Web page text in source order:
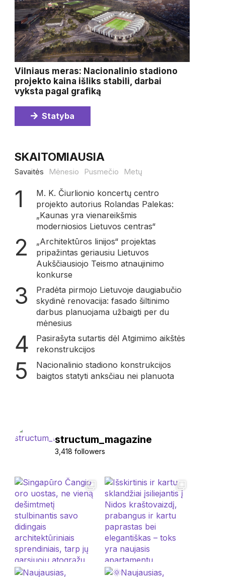
Vilniaus meras: Nacionalinio stadiono
projekto kaina išliks stabili, darbai
vyksta pagal grafiką
Statyba
SKAITOMIAUSIA
Savaitės Mėnesio Pusmečio Metų
M. K. Čiurlionio koncertų centro
projekto autorius Rolandas Palekas:
„Kaunas yra vienareikšmis
moderniosios Lietuvos centras“
„Architektūros linijos“ projektas
pripažintas geriausiu Lietuvos
Aukščiausiojo Teismo atnaujinimo
konkurse
Pradėta pirmojo Lietuvoje daugiabučio
skydinė renovacija: fasado šiltinimo
darbus planuojama užbaigti per du
mėnesius
Pasirašyta sutartis dėl Atgimimo aikštės
rekonstrukcijos
Nacionalinio stadiono konstrukcijos
baigtos statyti anksčiau nei planuota
structum_magazine
3,418 followers